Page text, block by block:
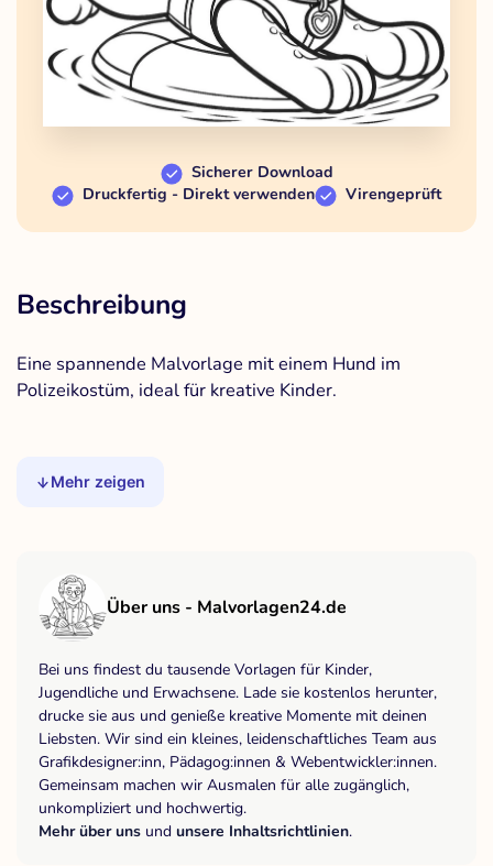
Sicherer Download
Druckfertig - Direkt verwenden
Virengeprüft
Beschreibung
Eine spannende Malvorlage mit einem Hund im
Polizeikostüm, ideal für kreative Kinder.
Mehr zeigen
Über uns - Malvorlagen24.de
Bei uns findest du tausende Vorlagen für Kinder,
Jugendliche und Erwachsene. Lade sie kostenlos herunter,
drucke sie aus und genieße kreative Momente mit deinen
Liebsten. Wir sind ein kleines, leidenschaftliches Team aus
Grafikdesigner:inn, Pädagog:innen & Webentwickler:innen.
Gemeinsam machen wir Ausmalen für alle zugänglich,
unkompliziert und hochwertig.
Mehr über uns und unsere Inhaltsrichtlinien.